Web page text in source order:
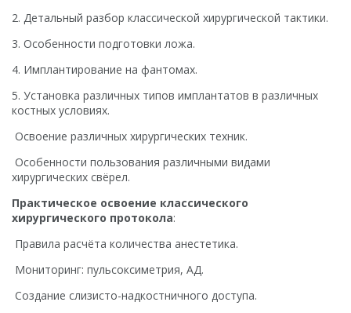
2. Детальный разбор классической хирургической тактики.
3. Особенности подготовки ложа.
4. Имплантирование на фантомах.
5. Установка различных типов имплантатов в различных
костных условиях.
Освоение различных хирургических техник.
Особенности пользования различными видами
хирургических свёрел.
Практическое освоение классического
хирургического протокола:
Правила расчёта количества анестетика.
Мониторинг: пульсоксиметрия, АД.
Создание слизисто-надкостничного доступа.